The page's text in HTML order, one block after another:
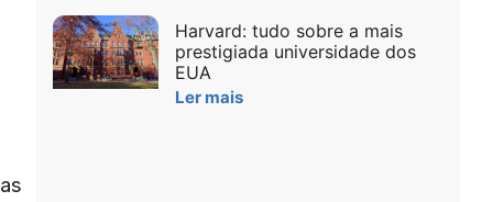
Harvard: tudo sobre a mais
prestigiada universidade dos
EUA
Ler mais